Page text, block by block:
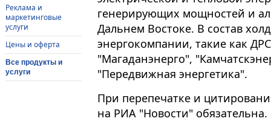
Реклама и
маркетинговые
услуги
Цены и оферта
Все продукты и
услуги
генерирующих мощностей и
Дальнем Востоке. В состав
энергокомпании, такие как
"Магаданэнерго",
"Передвижная энергетика".
При перепечатке и
на РИА "Новости"